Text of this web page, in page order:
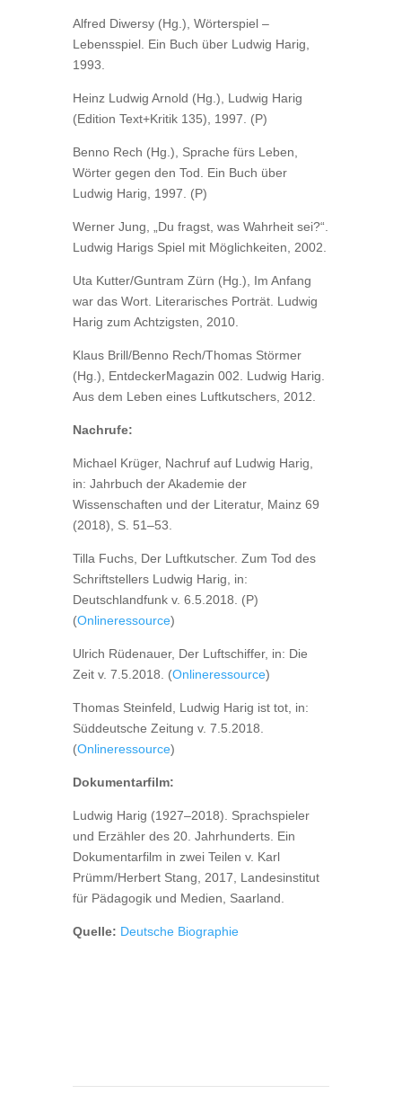
Alfred Diwersy (Hg.), Wörterspiel –
Lebensspiel. Ein Buch über Ludwig Harig,
1993.
Heinz Ludwig Arnold (Hg.), Ludwig Harig
(Edition Text+Kritik 135), 1997. (P)
Benno Rech (Hg.), Sprache fürs Leben,
Wörter gegen den Tod. Ein Buch über
Ludwig Harig, 1997. (P)
Werner Jung, „Du fragst, was Wahrheit sei?“.
Ludwig Harigs Spiel mit Möglichkeiten, 2002.
Uta Kutter/Guntram Zürn (Hg.), Im Anfang
war das Wort. Literarisches Porträt. Ludwig
Harig zum Achtzigsten, 2010.
Klaus Brill/Benno Rech/Thomas Störmer
(Hg.), EntdeckerMagazin 002. Ludwig Harig.
Aus dem Leben eines Luftkutschers, 2012.
Nachrufe:
Michael Krüger, Nachruf auf Ludwig Harig,
in: Jahrbuch der Akademie der
Wissenschaften und der Literatur, Mainz 69
(2018), S. 51–53.
Tilla Fuchs, Der Luftkutscher. Zum Tod des
Schriftstellers Ludwig Harig, in:
Deutschlandfunk v. 6.5.2018. (P)
(Onlineressource)
Ulrich Rüdenauer, Der Luftschiffer, in: Die
Zeit v. 7.5.2018. (Onlineressource)
Thomas Steinfeld, Ludwig Harig ist tot, in:
Süddeutsche Zeitung v. 7.5.2018.
(Onlineressource)
Dokumentarfilm:
Ludwig Harig (1927–2018). Sprachspieler
und Erzähler des 20. Jahrhunderts. Ein
Dokumentarfilm in zwei Teilen v. Karl
Prümm/Herbert Stang, 2017, Landesinstitut
für Pädagogik und Medien, Saarland.
Quelle: Deutsche Biographie